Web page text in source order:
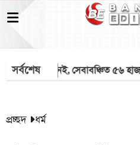
সর্বশেষ
মিশন নেই, সেবাবঞ্চিত ৫৬ হাজার
প্রচ্ছদ ধর্ম